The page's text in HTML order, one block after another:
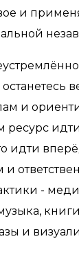
и
останетесь
и
ресурс
идти
и
-
и